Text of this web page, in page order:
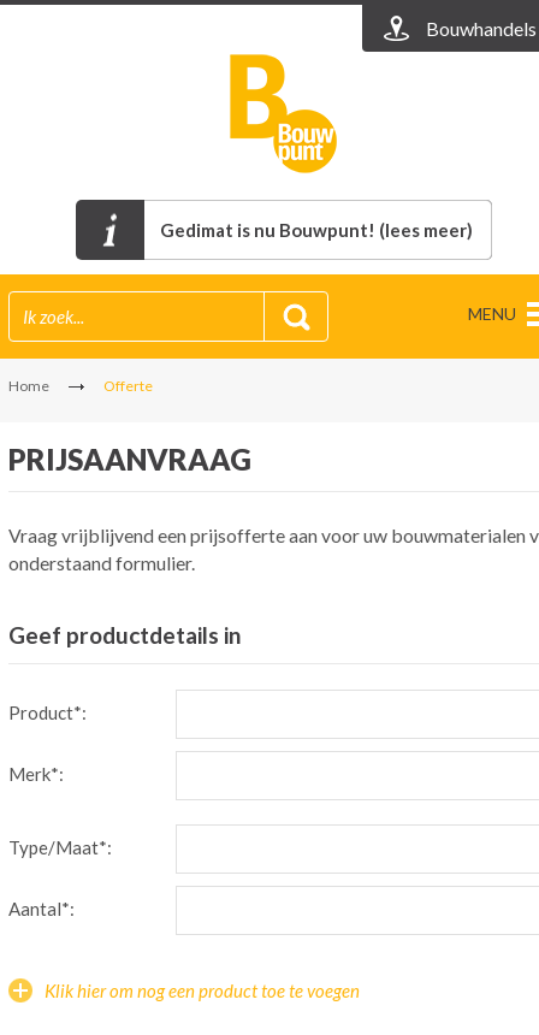
Bouwhandels
Gedimat is nu Bouwpunt! (lees meer)
MENU
Home Offerte
PRIJSAANVRAAG
Vraag vrijblijvend een prijsofferte aan voor uw bouwmaterialen
onderstaand formulier.
Geef productdetails in
Product*:
Merk*:
Type/Maat*:
Aantal*:
Klik hier om nog een product toe te voegen